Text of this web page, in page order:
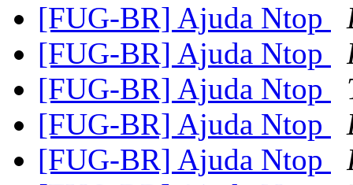
[FUG-BR] Ajuda Ntop
[FUG-BR] Ajuda Ntop
[FUG-BR] Ajuda Ntop
[FUG-BR] Ajuda Ntop
[FUG-BR] Ajuda Ntop